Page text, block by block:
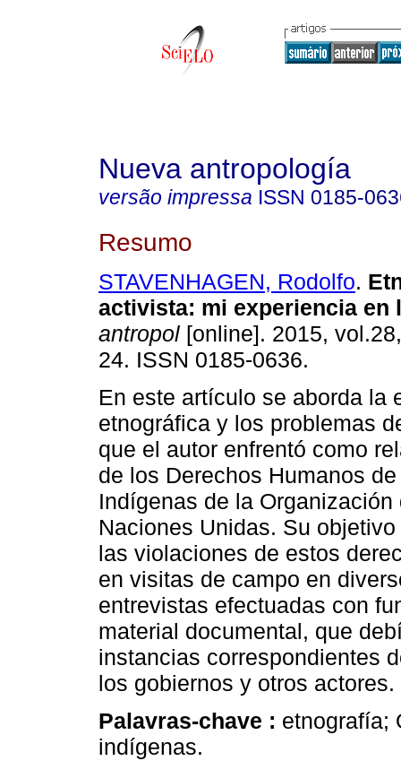
Nueva antropología
versão impressa ISSN 0185-
Resumo
STAVENHAGEN, Rodolfo.
activista: mi experiencia en
antropol [online]. 2015,
24. ISSN 0185-0636.
En este artículo se aborda la
etnográfica y los problemas
que el autor enfrentó como
de los Derechos Humanos
Indígenas de la Organización
Naciones Unidas. Su
las violaciones de estos
en visitas de campo en
entrevistas efectuadas con
material documental, que
instancias correspondientes
los gobiernos y otros actores.
Palavras-chave : etnografía;
indígenas.